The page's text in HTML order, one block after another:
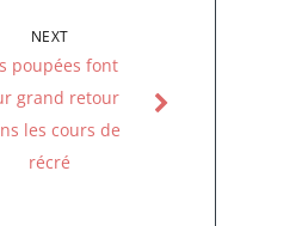
NEXT
poupées font
grand retour
les cours de
récré